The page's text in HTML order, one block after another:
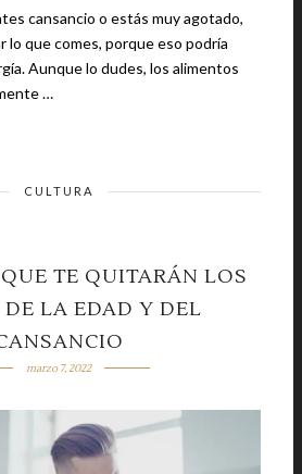
cansancio o estás muy agotado,
lo que comes, porque eso podría
…
CULTURA
TE QUITARÁN LOS
DE LA EDAD Y DEL
marzo 7, 2022